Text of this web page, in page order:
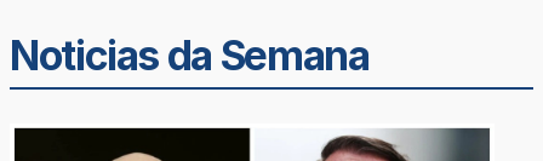
Noticias da Semana